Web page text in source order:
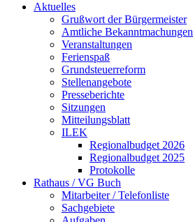
Aktuelles
Grußwort der Bürgermeister
Amtliche Bekanntmachungen
Veranstaltungen
Ferienspaß
Grundsteuerreform
Stellenangebote
Presseberichte
Sitzungen
Mitteilungsblatt
ILEK
Regionalbudget 2026
Regionalbudget 2025
Protokolle
Rathaus / VG Buch
Mitarbeiter / Telefonliste
Sachgebiete